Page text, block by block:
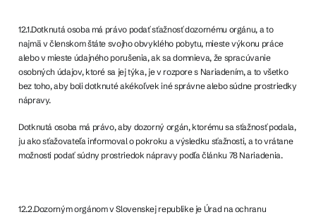
12.1.Dotknutá osoba má právo podať sťažnosť dozornému orgánu, a to
najmä v členskom štáte svojho obvyklého pobytu, mieste výkonu práce
alebo v mieste údajného porušenia, ak sa domnieva, že spracúvanie
osobných údajov, ktoré sa jej týka, je v rozpore s Nariadením, a to všetko
bez toho, aby boli dotknuté akékoľvek iné správne alebo súdne prostriedky
nápravy.
Dotknutá osoba má právo, aby dozorný orgán, ktorému sa sťažnosť podala,
ju ako sťažovateľa informoval o pokroku a výsledku sťažnosti, a to vrátane
možnosti podať súdny prostriedok nápravy podľa článku 78 Nariadenia.
12.2.Dozorným orgánom v Slovenskej republike je Úrad na ochranu